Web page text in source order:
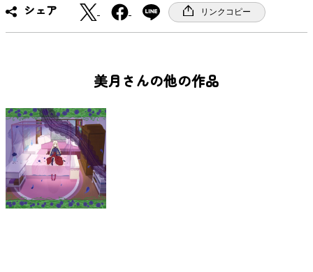
シェア
a
c
o
リンクコピー
美月さんの他の作品